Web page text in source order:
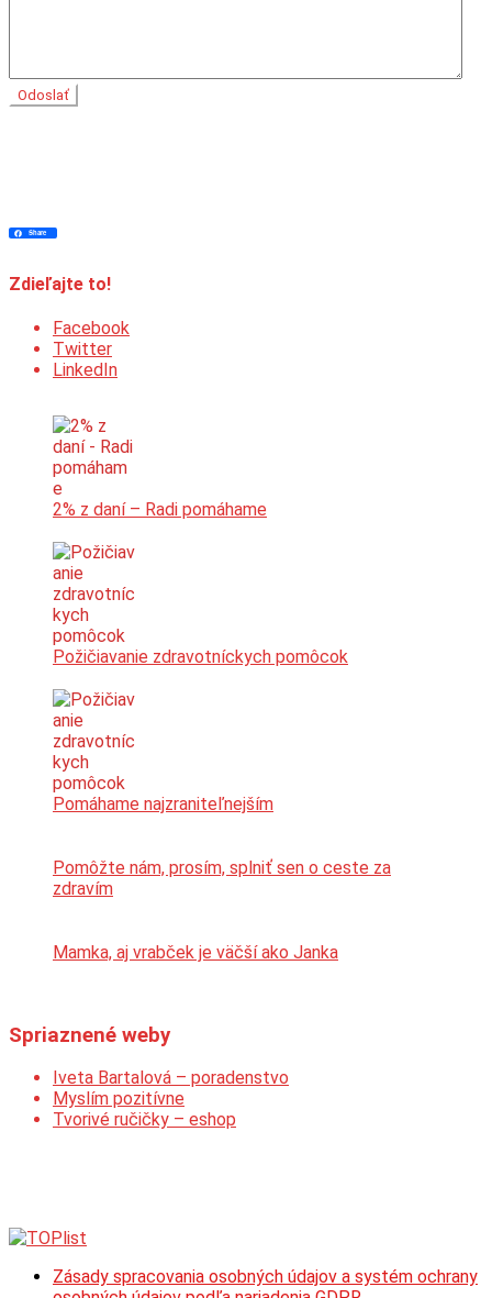
Print
Share
Zdieľajte to!
Facebook
Twitter
LinkedIn
2% z daní – Radi pomáhame
Požičiavanie zdravotníckych pomôcok
Pomáhame najzraniteľnejším
Pomôžte nám, prosím, splniť sen o ceste za
zdravím
Mamka, aj vrabček je väčší ako Janka
Spriaznené weby
Iveta Bartalová – poradenstvo
Myslím pozitívne
Tvorivé ručičky – eshop
Zásady spracovania osobných údajov a systém ochrany